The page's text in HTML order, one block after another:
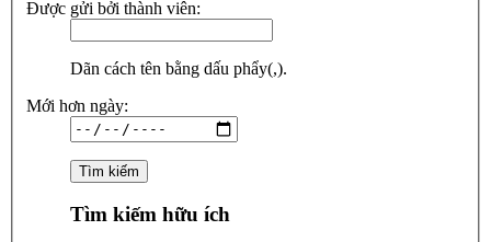
Được gửi bởi thành viên:
Dãn cách tên bằng dấu phẩy(,).
Mới hơn ngày:
Tìm kiếm hữu ích